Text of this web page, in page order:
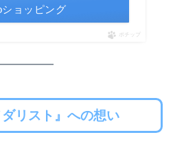
ショッピング
ポチップ
リスト』への想い